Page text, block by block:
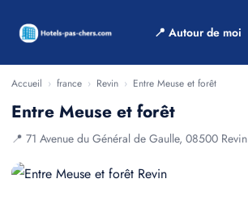
📍 Autour de moi
Accueil › france › Revin › Entre Meuse et forêt
Entre Meuse et forêt
📍 71 Avenue du Général de Gaulle, 08500 Revin